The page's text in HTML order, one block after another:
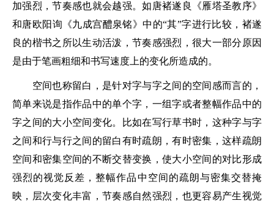
加强烈，节奏感也就会越强。如唐褚遂良《雁塔圣教序》
和唐欧阳询《九成宫醴泉铭》中的“其”字进行比较，褚遂
良的楷书之所以生动活泼，节奏感强烈，很大一部分原因
是由于笔画粗细和书写速度上的变化所造成的。
空间也称留白，是针对字与字之间的空间感而言的，
简单来说是指作品中的单个字，一组字或者整幅作品中的
字之间的大小空间变化。比如在写行草书时，这种字与字
之间和行与行之间的留白有时疏朗，有时密集，这样疏朗
空间和密集空间的不断交替变换，使大小空间的对比形成
强烈的视觉反差，整幅作品中空间的疏朗与密集交替掩
映，层次变化丰富，节奏感自然强烈，也更容易产生视觉